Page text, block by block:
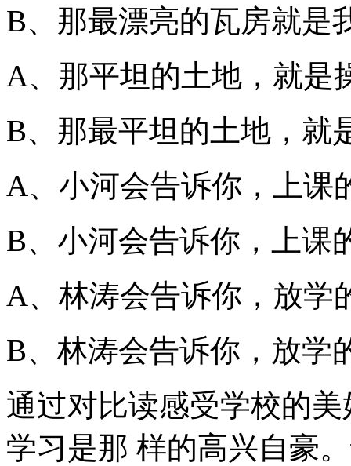
B、那最漂亮的瓦房就是
A、那平坦的土地，就是
B、那最平坦的土地，就
A、小河会告诉你，上课
B、小河会告诉你，上课
A、林涛会告诉你，放学
B、林涛会告诉你，放学
通过对比读感受学校的
学习是那 样的高兴自豪